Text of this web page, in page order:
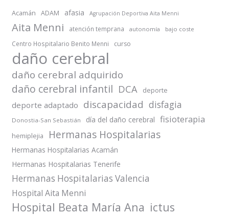
Acamán ADAM afasia Agrupación Deportiva Aita Menni
Aita Menni atención temprana autonomía bajo coste
Centro Hospitalario Benito Menni curso
daño cerebral
daño cerebral adquirido
daño cerebral infantil DCA deporte
deporte adaptado discapacidad disfagia
Donostia-San Sebastián día del daño cerebral fisioterapia
hemiplejia Hermanas Hospitalarias
Hermanas Hospitalarias Acamán
Hermanas Hospitalarias Tenerife
Hermanas Hospitalarias Valencia
Hospital Aita Menni
Hospital Beata María Ana ictus